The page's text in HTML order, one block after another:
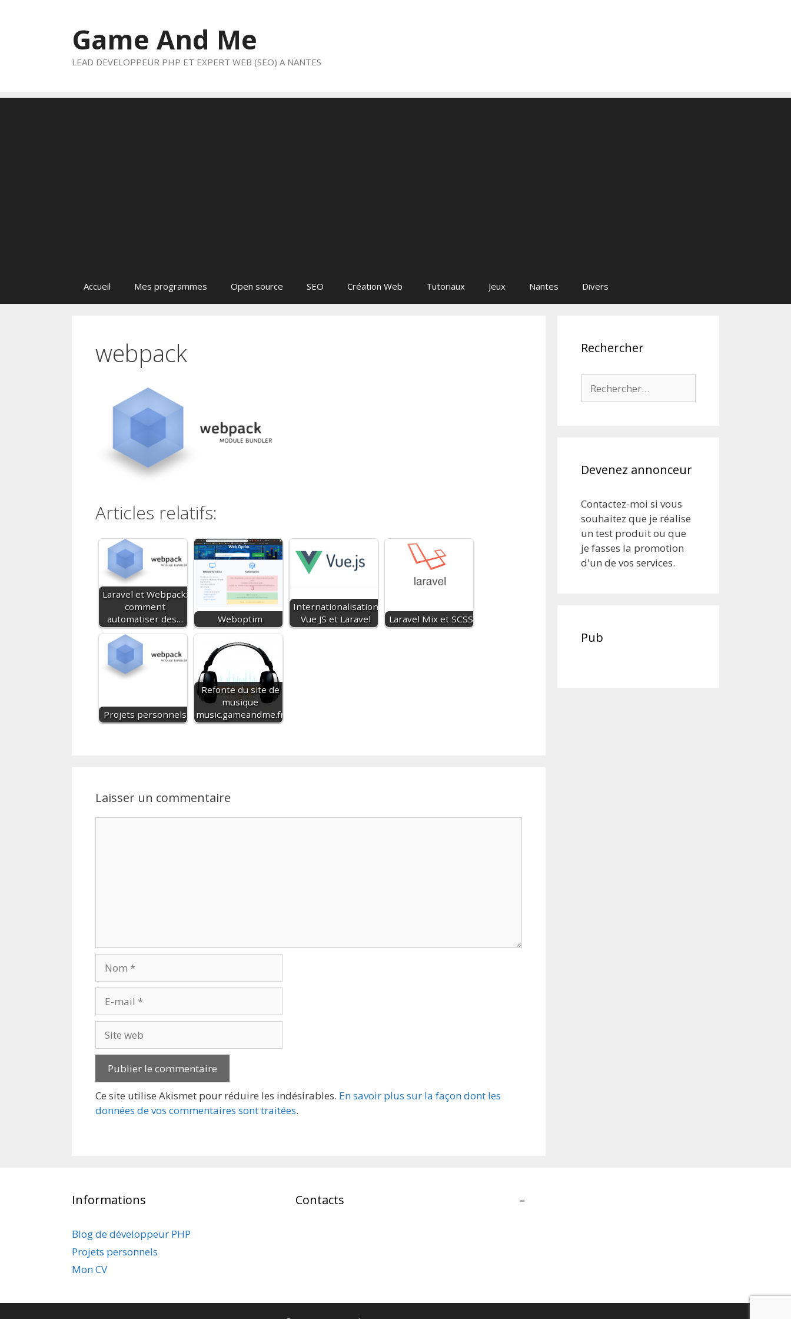
Game And Me
LEAD DEVELOPPEUR PHP ET EXPERT WEB (SEO) A NANTES
Accueil Mes programmes Open source SEO Création Web Tutoriaux Jeux Nantes Divers
webpack
Articles relatifs:
Laravel et Webpack:
comment
automatiser des…
Weboptim
Internationalisation
Vue JS et Laravel
Laravel Mix et SCSS
Projets personnels
Refonte du site de
musique
music.gameandme.fr
Laisser un commentaire
mail
web
Ce site utilise Akismet pour réduire les indésirables. En savoir plus sur la façon dont les
données de vos commentaires sont traitées.
Rechercher
Devenez annonceur
Contactez-moi si vous
souhaitez que je réalise
un test produit ou que
je fasses la promotion
d'un de vos services.
Pub
Informations
Blog de développeur PHP
Projets personnels
Mon CV
Contacts –